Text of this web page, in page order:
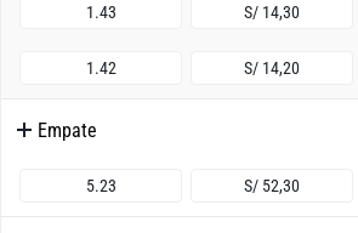
1.43 S/ 14,30
1.42 S/ 14,20
Empate
5.23 S/ 52,30